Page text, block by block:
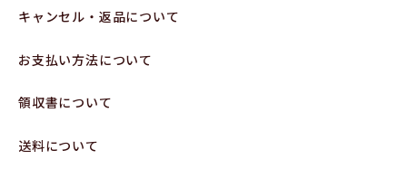
キャンセル・返品について
お支払い方法について
領収書について
送料について